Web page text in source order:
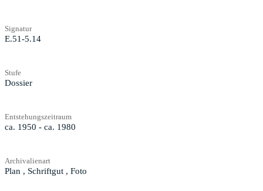
Signatur
E.51-5.14
Stufe
Dossier
Entstehungszeitraum
ca. 1950 - ca. 1980
Archivalienart
Plan , Schriftgut , Foto